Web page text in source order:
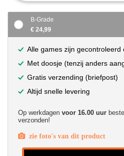
B-Grade
€ 24,99
Alle games zijn gecontroleerd
Met doosje (tenzij anders
Gratis verzending (briefpost)
Altijd snelle levering
Op werkdagen voor 16.00 uur
verzonden!
zie foto's van dit product